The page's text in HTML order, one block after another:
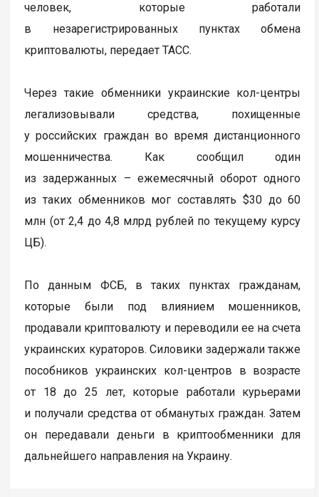
человек, которые работали
в незарегистрированных пунктах обмена
криптовалюты, передает ТАСС.
Через такие обменники украинские кол-центры
легализовывали средства, похищенные
у российских граждан во время дистанционного
мошенничества. Как сообщил один
из задержанных – ежемесячный оборот одного
из таких обменников мог составлять $30 до 60
млн (от 2,4 до 4,8 млрд рублей по текущему курсу
ЦБ).
По данным ФСБ, в таких пунктах гражданам,
которые были под влиянием мошенников,
продавали криптовалюту и переводили ее на счета
украинских кураторов. Силовики задержали также
пособников украинских кол-центров в возрасте
от 18 до 25 лет, которые работали курьерами
и получали средства от обманутых граждан. Затем
он передавали деньги в криптообменники для
дальнейшего направления на Украину.